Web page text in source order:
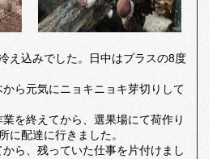
え込みでした。日中はプラスの8度
ら元気にニョキニョキ芽切りして
を終えてから、選果場にて荷作り
に配達に行きました。
ら、残っていた仕事を片付けまし